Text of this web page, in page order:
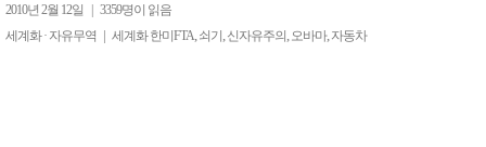
2010년 2월 12일
3359명이 읽음
세계화 · 자유무역 | 세계화 한미FTA,쇠기 ,신자유주의 ,오바마,자동차